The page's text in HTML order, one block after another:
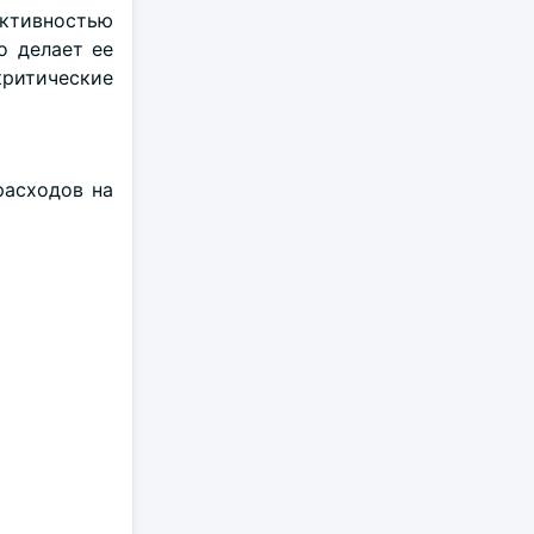
делает ее
на